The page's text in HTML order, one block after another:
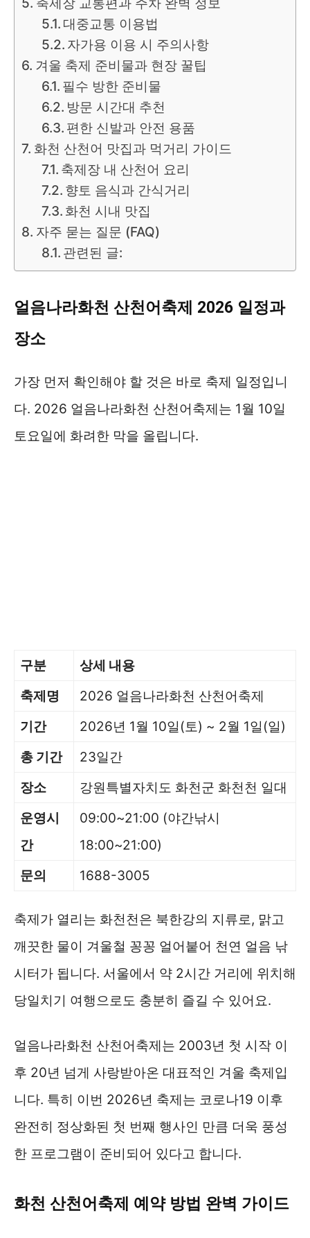
축제장 교통편과 주차 완벽 정보
대중교통 이용법
자가용 이용 시 주의사항
겨울 축제 준비물과 현장 꿀팁
필수 방한 준비물
방문 시간대 추천
편한 신발과 안전 용품
화천 산천어 맛집과 먹거리 가이드
축제장 내 산천어 요리
향토 음식과 간식거리
화천 시내 맛집
자주 묻는 질문 (FAQ)
관련된 글:
얼음나라화천 산천어축제 2026 일정과
장소
가장 먼저 확인해야 할 것은 바로 축제 일정입니
다. 2026 얼음나라화천 산천어축제는 1월 10일
토요일에 화려한 막을 올립니다.
구분
상세 내용
축제명
2026 얼음나라화천 산천어축제
기간
2026년 1월 10일(토) ~ 2월 1일(일)
총 기간
23일간
장소
강원특별자치도 화천군 화천천 일대
운영시
간
09:00~21:00 (야간낚시
18:00~21:00)
문의
1688-3005
축제가 열리는 화천천은 북한강의 지류로, 맑고
깨끗한 물이 겨울철 꽁꽁 얼어붙어 천연 얼음 낚
시터가 됩니다. 서울에서 약 2시간 거리에 위치해
당일치기 여행으로도 충분히 즐길 수 있어요.
얼음나라화천 산천어축제는 2003년 첫 시작 이
후 20년 넘게 사랑받아온 대표적인 겨울 축제입
니다. 특히 이번 2026년 축제는 코로나19 이후
완전히 정상화된 첫 번째 행사인 만큼 더욱 풍성
한 프로그램이 준비되어 있다고 합니다.
화천 산천어축제 예약 방법 완벽 가이드